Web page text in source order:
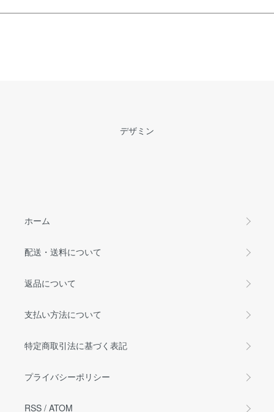
デザミン
ホーム
配送・送料について
返品について
支払い方法について
特定商取引法に基づく表記
プライバシーポリシー
RSS / ATOM